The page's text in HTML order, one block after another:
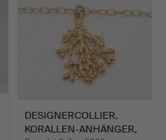
DESIGNERCOLLIER,
KORALLEN-ANHÄNGER,